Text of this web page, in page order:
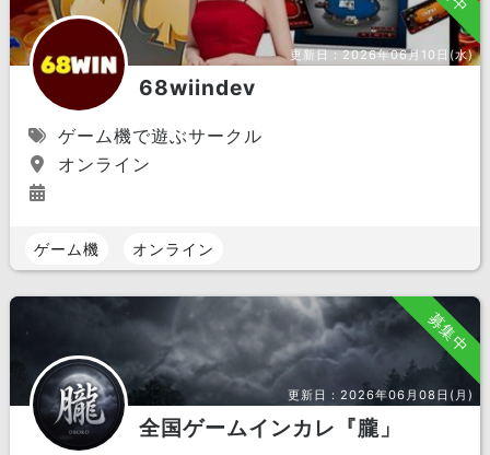
更新日：2026年06月10日(水)
68wiindev
ゲーム機で遊ぶサークル
オンライン
ゲーム機 オンライン
募集中
更新日：2026年06月08日(月)
全国ゲームインカレ『朧」